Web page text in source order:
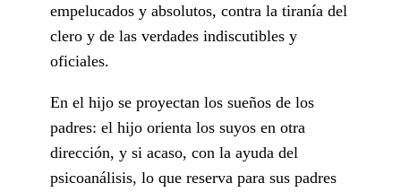
empelucados y absolutos, contra la tiranía del
clero y de las verdades indiscutibles y
oficiales.
En el hijo se proyectan los sueños de los
padres: el hijo orienta los suyos en otra
dirección, y si acaso, con la ayuda del
psicoanálisis, lo que reserva para sus padres